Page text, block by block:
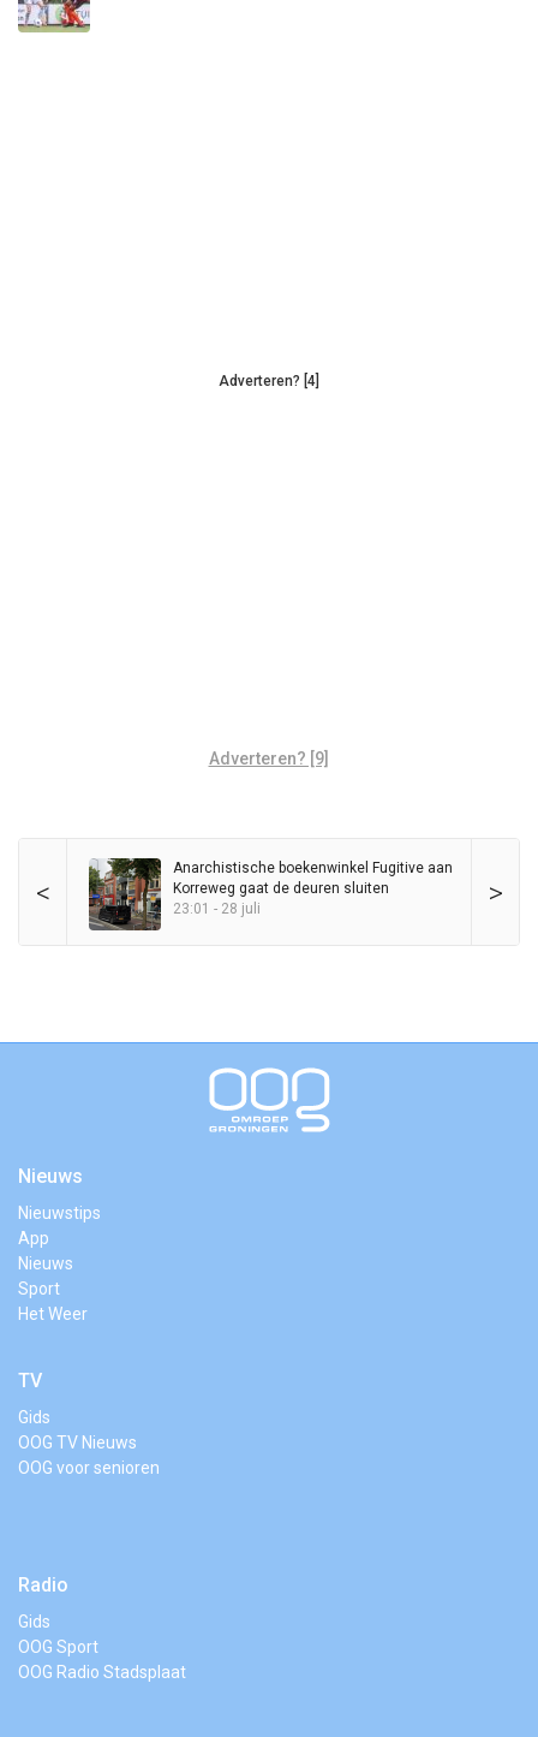
Adverteren? [4]
Adverteren? [9]
< >
Anarchistische boekenwinkel Fugitive aan
Korreweg gaat de deuren sluiten
23:01 - 28 juli
Nieuws
Nieuwstips
App
Nieuws
Sport
Het Weer
TV
Gids
OOG TV Nieuws
OOG voor senioren
Radio
Gids
OOG Sport
OOG Radio Stadsplaat